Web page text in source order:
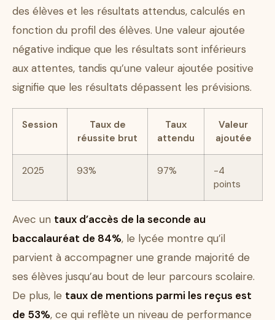
des élèves et les résultats attendus, calculés en
fonction du profil des élèves. Une valeur ajoutée
négative indique que les résultats sont inférieurs
aux attentes, tandis qu’une valeur ajoutée positive
signifie que les résultats dépassent les prévisions.
Session
Taux de
réussite brut
Taux
attendu
Valeur
ajoutée
2025 93% 97%
-4
points
Avec un taux d’accès de la seconde au
baccalauréat de 84%, le lycée montre qu’il
parvient à accompagner une grande majorité de
ses élèves jusqu’au bout de leur parcours scolaire.
De plus, le taux de mentions parmi les reçus est
de 53%, ce qui reflète un niveau de performance